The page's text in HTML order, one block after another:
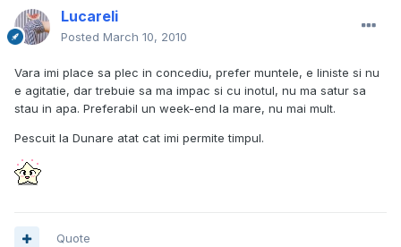
Lucareli
Posted March 10, 2010
Vara imi place sa plec in concediu, prefer muntele, e liniste si nu
e agitatie, dar trebuie sa ma impac si cu inotul, nu ma satur sa
stau in apa. Preferabil un week-end la mare, nu mai mult.
Pescuit la Dunare atat cat imi permite timpul.
Quote